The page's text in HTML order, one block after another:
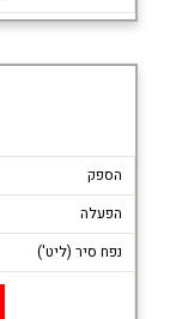
הספק
הפעלה
נפח סיר (ליט')